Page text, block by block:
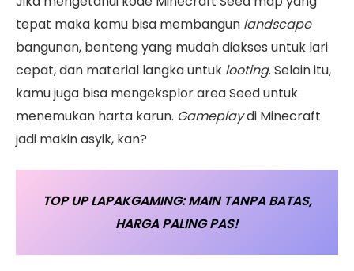
tepat maka kamu bisa membangun landscape
bangunan, benteng yang mudah diakses untuk lari
cepat, dan material langka untuk looting. Selain itu,
kamu juga bisa mengeksplor area Seed untuk
menemukan harta karun. Gameplaydi Minecraft
jadi makin asyik, kan?
TOP UP LAPAKGAMING: MAIN TANPA BATAS,
HARGA PALING PAS!